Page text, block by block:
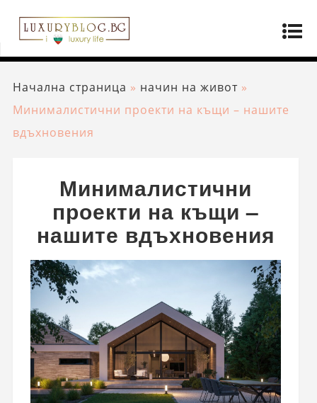
Начална страница » начин на живот»
Минималистични проекти на къщи – нашите
вдъхновения
Минималистични
проекти на къщи –
нашите вдъхновения